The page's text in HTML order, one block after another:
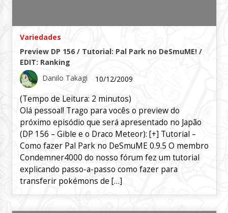
Variedades
Preview DP 156 / Tutorial: Pal Park no DeSmuME! /
EDIT: Ranking
Danilo Takagi
10/12/2009
(Tempo de Leitura: 2 minutos)
Olá pessoal! Trago para vocês o preview do
próximo episódio que será apresentado no Japão
(DP 156 – Gible e o Draco Meteor): [+] Tutorial –
Como fazer Pal Park no DeSmuME 0.9.5 O membro
Condemner4000 do nosso fórum fez um tutorial
explicando passo-a-passo como fazer para
transferir pokémons de […]